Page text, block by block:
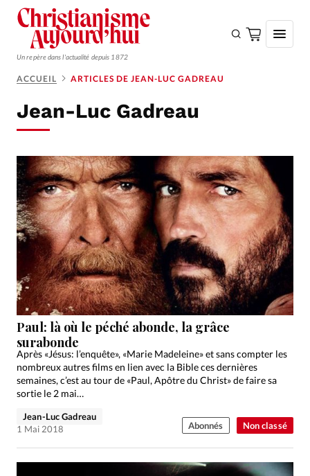
Un repère dans l'actualité depuis 1872
Monde
Opinions
Tous les articles
Faire un don
Emploi
Se connecter
Édition: Internationale
Devise: CHF
RUBRIQUES
Tous les articles
Actualité chrétienne
Actualité internationale
Dossier
Eglises Génération réveil
Monde
Société
Tour du monde des Eglises
Trait d'Ixène
ACCUEIL ARTICLES DE JEAN-LUC GADREAU
Jean-Luc Gadreau
Non classé
Paul: là où le péché abonde, la grâce
surabonde
Après «Jésus: l’enquête», «Marie Madeleine» et sans compter les
nombreux autres films en lien avec la Bible ces dernières
semaines, c’est au tour de «Paul, Apôtre du Christ» de faire sa
sortie le 2 mai…
Jean-Luc Gadreau
1 Mai 2018
Abonnés